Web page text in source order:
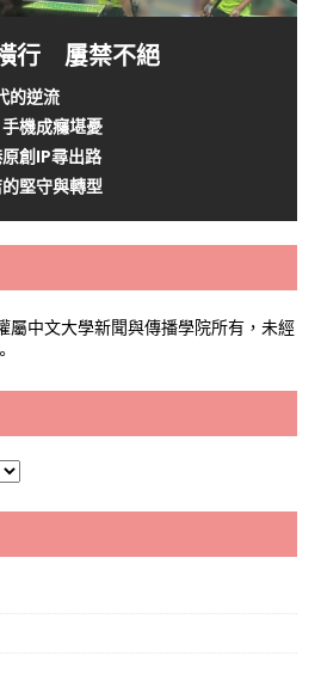
行 屢禁不絕
的逆流
機成癮堪憂
創IP尋出路
堅守與轉型
屬中文大學新聞與傳播學院所有，未經